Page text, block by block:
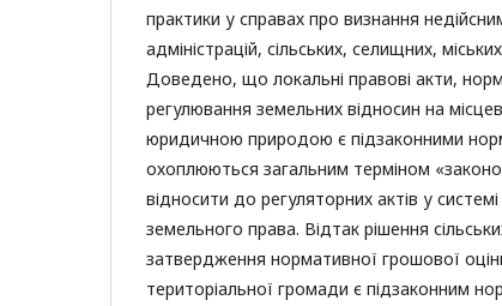
практики у справах про визнання
адміністрацій, сільських, селищних,
Доведено, що локальні правові акти,
регулювання земельних відносин на
юридичною природою є підзаконними
охоплюються загальним терміном
відносити до регуляторних актів у
земельного права. Відтак рішення
затвердження нормативної грошової
територіальної громади є підзаконним